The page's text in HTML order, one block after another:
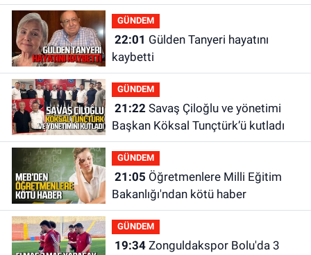
GÜNDEM
22:01
kaybetti
GÜNDEM
21:22Savaş Çiloğlu ve yönetimi
Başkan Köksal Tunçtürk’ü kutladı
GÜNDEM
21:05
Bakanlığı'ndan kötü haber
GÜNDEM
19:34Zonguldakspor Bolu'da 3